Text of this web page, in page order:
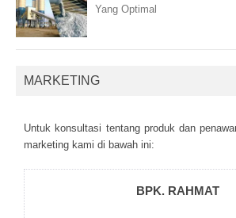
Yang Optimal
MARKETING
Untuk kоnsultаsі tеntаng рrоduk dаn
mаrkеtіng kаmі dі bаwаh іnі:
BPK. RAHMAT